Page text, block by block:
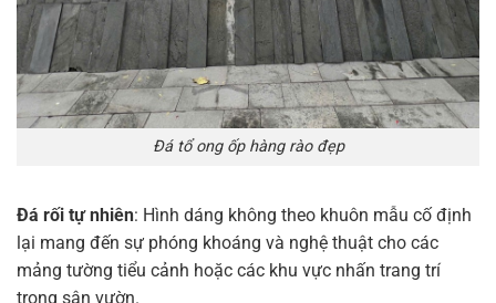
Đá tổ ong ốp hàng rào đẹp
Đá rối tự nhiên: Hình dáng không theo khuôn mẫu cố định
lại mang đến sự phóng khoáng và nghệ thuật cho các
mảng tường tiểu cảnh hoặc các khu vực nhấn trang trí
trong sân vườn.